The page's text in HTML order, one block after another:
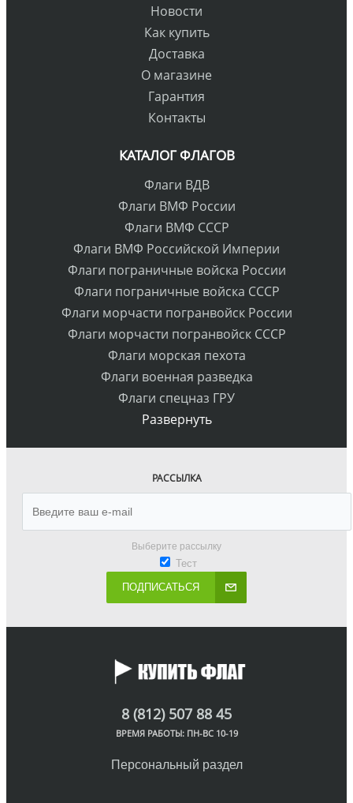
Новости
Как купить
Доставка
О магазине
Гарантия
Контакты
КАТАЛОГ ФЛАГОВ
Флаги ВДВ
Флаги ВМФ России
Флаги ВМФ СССР
Флаги ВМФ Российской Империи
Флаги пограничные войска России
Флаги пограничные войска СССР
Флаги морчасти погранвойск России
Флаги морчасти погранвойск СССР
Флаги морская пехота
Флаги военная разведка
Флаги спецназ ГРУ
Развернуть
РАССЫЛКА
Выберите рассылку
Тест
ПОДПИСАТЬСЯ
8 (812) 507 88 45
ВРЕМЯ РАБОТЫ: ПН-ВС 10-19
Персональный раздел